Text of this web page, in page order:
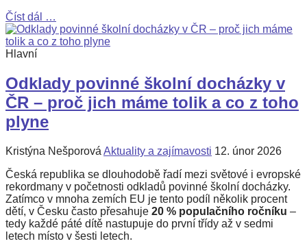
Číst dál …
Hlavní
Odklady povinné školní docházky v
ČR – proč jich máme tolik a co z toho
plyne
Kristýna Nešporová Aktuality a zajímavosti 12. únor 2026
Česká republika se dlouhodobě řadí mezi světové i evropské
rekordmany v početnosti odkladů povinné školní docházky.
Zatímco v mnoha zemích EU je tento podíl několik procent
dětí, v Česku často přesahuje 20 % populačního ročníku –
tedy každé páté dítě nastupuje do první třídy až v sedmi
letech místo v šesti letech.